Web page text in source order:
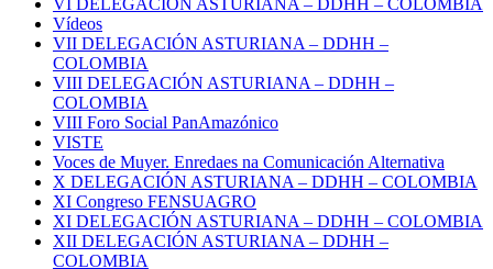
Vídeos
VII DELEGACIÓN ASTURIANA – DDHH –
COLOMBIA
VIII DELEGACIÓN ASTURIANA – DDHH –
COLOMBIA
VIII Foro Social PanAmazónico
VISTE
Voces de Muyer. Enredaes na Comunicación Alternativa
X DELEGACIÓN ASTURIANA – DDHH – COLOMBIA
XI Congreso FENSUAGRO
XI DELEGACIÓN ASTURIANA – DDHH – COLOMBIA
XII DELEGACIÓN ASTURIANA – DDHH –
COLOMBIA